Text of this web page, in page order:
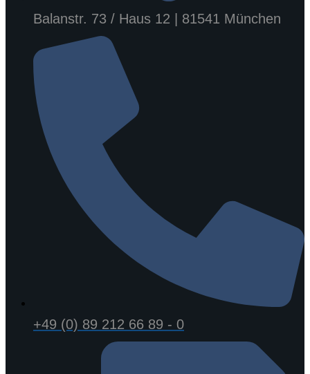
Balanstr. 73 / Haus 12 | 81541 München
+49 (0) 89 212 66 89 - 0